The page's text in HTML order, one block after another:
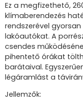
Ez a megfizethető,
klímaberendezés
rendszerével
lakóautókat. A
csendes
pihentető órákat
barátaival.
légáramlást a
Jellemzők: